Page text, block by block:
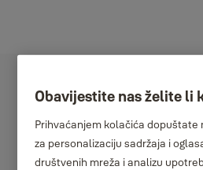
Obavijestite nas želite li
Prihvaćanjem kolačića dopuštate
za personalizaciju sadržaja i
društvenih mreža i analizu